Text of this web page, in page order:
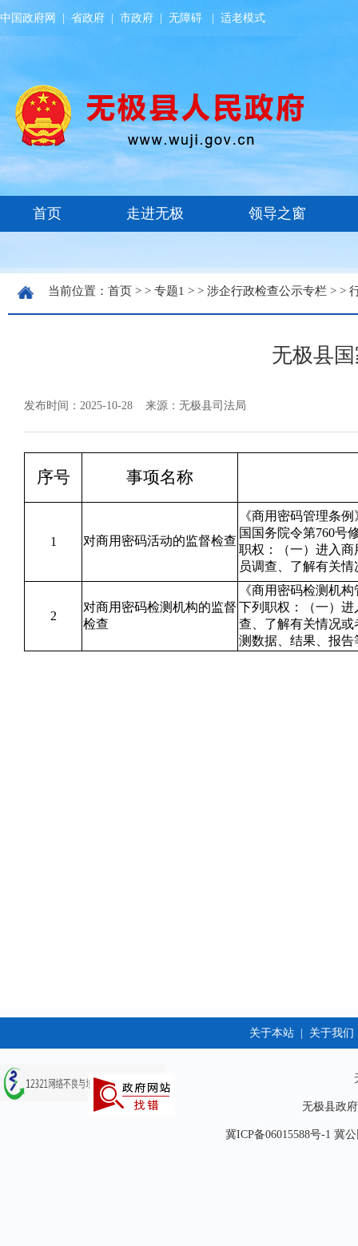
中国政府网 省政府 市政府 无障碍 适老模式
当前位置： 首页 > > 专题1 > > 涉企行政检查公示专栏 > >
无极县
发布时间：2025-10-28 来源：无极县司法局
序号 事项名称
1 对商用密码活动的监督检查
《商用密码管理条
国国务院令第760号
职权：（一）进入
员调查、了解有关
2
对商用密码检测机构的监督
检查
《商用密码检测机
下列职权：（一）
查、了解有关情况
测数据、结果、报告